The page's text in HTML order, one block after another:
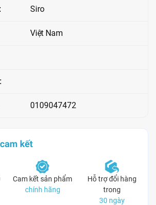
Siro
Việt Nam
0109047472
Cam kết sản phẩm
chính hãng
Hỗ trợ đổi hàng
trong
30 ngày